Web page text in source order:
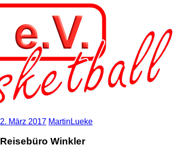
2. März 2017 MartinLueke
Reisebüro Winkler